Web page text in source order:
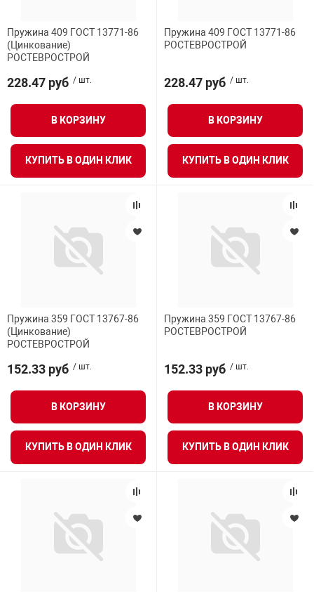
Пружина 409 ГОСТ 13771-86
(Цинкование)
РОСТЕВРОСТРОЙ
228.47 руб / шт.
В КОРЗИНУ
КУПИТЬ В ОДИН КЛИК
Пружина 409 ГОСТ 13771-86
РОСТЕВРОСТРОЙ
228.47 руб / шт.
В КОРЗИНУ
КУПИТЬ В ОДИН КЛИК
Пружина 359 ГОСТ 13767-86
(Цинкование)
РОСТЕВРОСТРОЙ
152.33 руб / шт.
В КОРЗИНУ
КУПИТЬ В ОДИН КЛИК
Пружина 359 ГОСТ 13767-86
РОСТЕВРОСТРОЙ
152.33 руб / шт.
В КОРЗИНУ
КУПИТЬ В ОДИН КЛИК